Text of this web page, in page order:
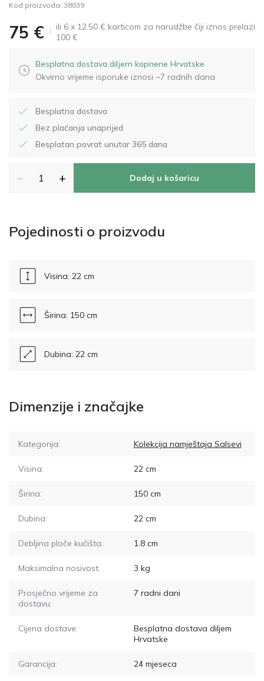
Kod proizvoda: 38039
75 €
ili 6 x 12.50 € karticom za narudžbe čiji iznos prelazi
100 €
Besplatna dostava diljem kopnene Hrvatske
Okvirno vrijeme isporuke iznosi ~7 radnih dana
Besplatna dostava
Bez plaćanja unaprijed
Besplatan povrat unutar 365 dana
− + Dodaj u košaricu
Pojedinosti o proizvodu
Visina: 22 cm
Širina: 150 cm
Dubina: 22 cm
Dimenzije i značajke
Kategorija: Kolekcija namještaja Salsevi
Visina: 22cm
Širina: 150cm
Dubina: 22cm
Debljina ploče kućišta: 1.8cm
Maksimalna nosivost: 3 kg
Prosječno vrijeme za
dostavu:
7 radni dani
Cijena dostave:
Besplatna dostava diljem
Hrvatske
Garancija: 24 mjeseca